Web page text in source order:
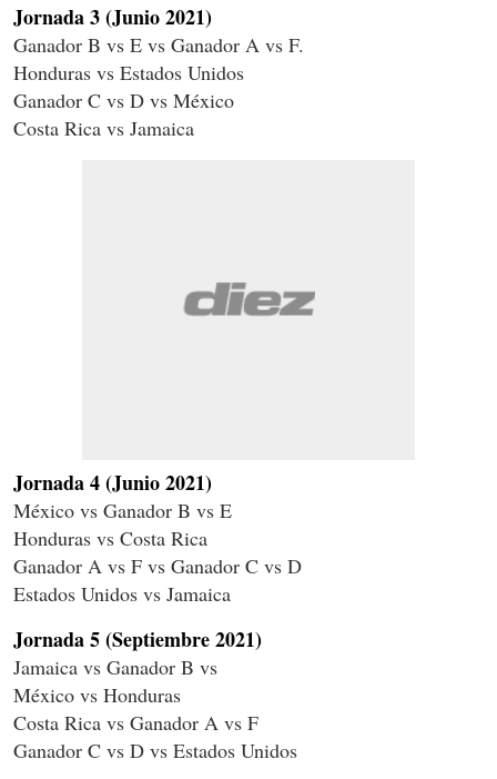
Jornada 3(Junio 2021)
Ganador B vs E vs Ganador A vs F.
Honduras vs Estados Unidos
Ganador C vs D vs México
Costa Rica vs Jamaica
Jornada 4(Junio 2021)
México vs Ganador B vs E
Honduras vs Costa Rica
Ganador A vs F vs Ganador C vs D
Estados Unidos vs Jamaica
Jornada 5 (Septiembre 2021)
Jamaica vs Ganador B vs
México vs Honduras
Costa Rica vs Ganador A vs F
Ganador C vs D vs Estados Unidos